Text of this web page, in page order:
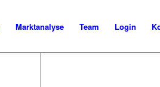
Marktanalyse Team Login